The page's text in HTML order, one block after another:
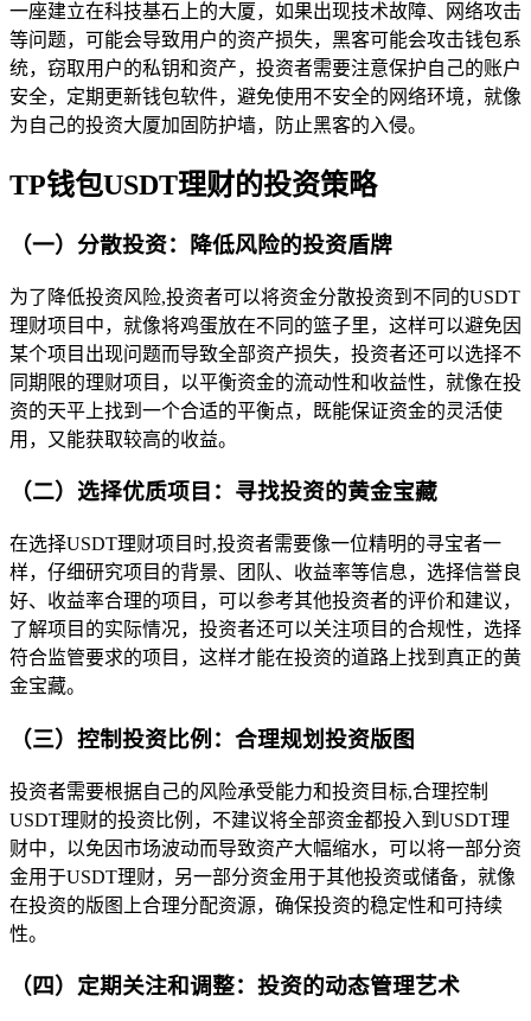
一座建立在科技基石上的大厦，如果出现技术故障、网络攻击
等问题，可能会导致用户的资产损失，黑客可能会攻击钱包系
统，窃取用户的私钥和资产，投资者需要注意保护自己的账户
安全，定期更新钱包软件，避免使用不安全的网络环境，就像
为自己的投资大厦加固防护墙，防止黑客的入侵。
TP钱包USDT理财的投资策略
（一）分散投资：降低风险的投资盾牌
为了降低投资风险,投资者可以将资金分散投资到不同的USDT
理财项目中，就像将鸡蛋放在不同的篮子里，这样可以避免因
某个项目出现问题而导致全部资产损失，投资者还可以选择不
同期限的理财项目，以平衡资金的流动性和收益性，就像在投
资的天平上找到一个合适的平衡点，既能保证资金的灵活使
用，又能获取较高的收益。
（二）选择优质项目：寻找投资的黄金宝藏
在选择USDT理财项目时,投资者需要像一位精明的寻宝者一
样，仔细研究项目的背景、团队、收益率等信息，选择信誉良
好、收益率合理的项目，可以参考其他投资者的评价和建议，
了解项目的实际情况，投资者还可以关注项目的合规性，选择
符合监管要求的项目，这样才能在投资的道路上找到真正的黄
金宝藏。
（三）控制投资比例：合理规划投资版图
投资者需要根据自己的风险承受能力和投资目标,合理控制
USDT理财的投资比例，不建议将全部资金都投入到USDT理
财中，以免因市场波动而导致资产大幅缩水，可以将一部分资
金用于USDT理财，另一部分资金用于其他投资或储备，就像
在投资的版图上合理分配资源，确保投资的稳定性和可持续
性。
（四）定期关注和调整：投资的动态管理艺术